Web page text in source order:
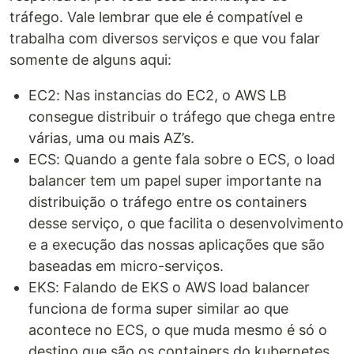
tráfego. Vale lembrar que ele é compatível e
trabalha com diversos serviços e que vou falar
somente de alguns aqui:
EC2: Nas instancias do EC2, o AWS LB
consegue distribuir o tráfego que chega entre
várias, uma ou mais AZ’s.
ECS: Quando a gente fala sobre o ECS, o load
balancer tem um papel super importante na
distribuição o tráfego entre os containers
desse serviço, o que facilita o desenvolvimento
e a execução das nossas aplicações que são
baseadas em micro-serviços.
EKS: Falando de EKS o AWS load balancer
funciona de forma super similar ao que
acontece no ECS, o que muda mesmo é só o